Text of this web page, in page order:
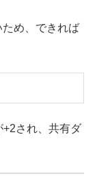
め、できれば
+2され、共有ダ